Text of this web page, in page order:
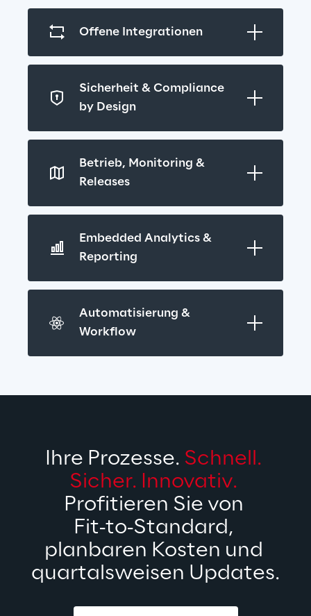
Offene Integrationen
Sicherheit & Compliance
by Design
Betrieb, Monitoring &
Releases
Embedded Analytics &
Reporting
Automatisierung &
Workflow
Ihre Prozesse. Schnell.
Sicher. Innovativ.
Profitieren Sie von
Fit‑to‑Standard,
planbaren Kosten und
quartalsweisen Updates.